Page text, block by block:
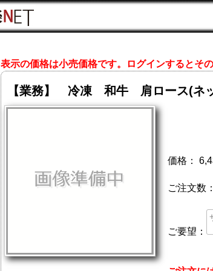
表示の価格は小売価格です。ログインするとそ
【業務】 冷凍 和牛 肩ロース(ネ
価格：
ご注文数：
ご要望：